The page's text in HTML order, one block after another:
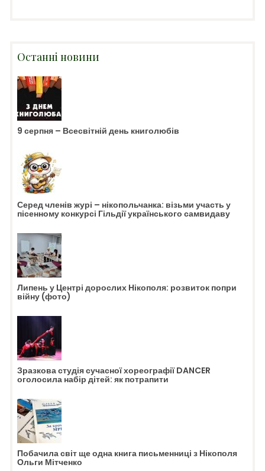
Останні новини
9 серпня – Всесвітній день книголюбів
Серед членів журі – нікопольчанка: візьми участь у
пісенному конкурсі Гільдії українського самвидаву
Липень у Центрі дорослих Нікополя: розвиток попри
війну (фото)
Зразкова студія сучасної хореографії DANCER
оголосила набір дітей: як потрапити
Побачила світ ще одна книга письменниці з Нікополя
Ольги Мітченко